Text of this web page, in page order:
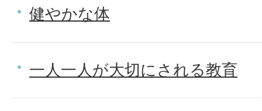
健やかな体
一人一人が大切にされる教育